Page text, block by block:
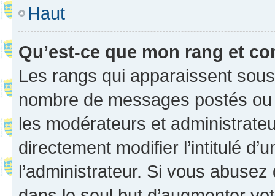
Haut
Qu’est-ce que mon rang et
Les rangs qui apparaissent
nombre de messages postés
les modérateurs et
directement modifier l’intitulé
l’administrateur. Si vous